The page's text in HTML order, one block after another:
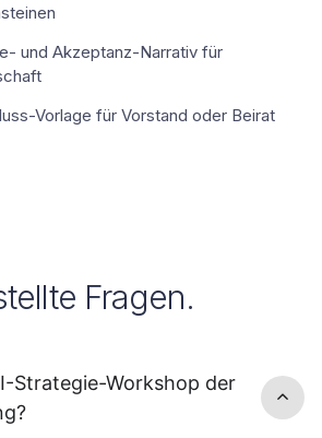
und Akzeptanz-Narrativ für
Vorlage für Vorstand oder Beirat
Fragen.
Strategie-Workshop der